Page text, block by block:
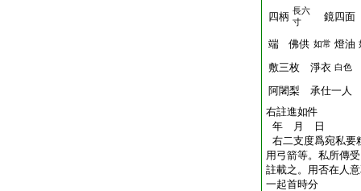
四柄 長六
寸
鏡四面
端 佛供 如常 燈油
敷三枚 淨衣 白色
阿闍梨 承仕一人
右註進如件
年 月 日
右二支度爲宛私要
用弓箭等。私所傳
註載之。用否在人
一起首時分